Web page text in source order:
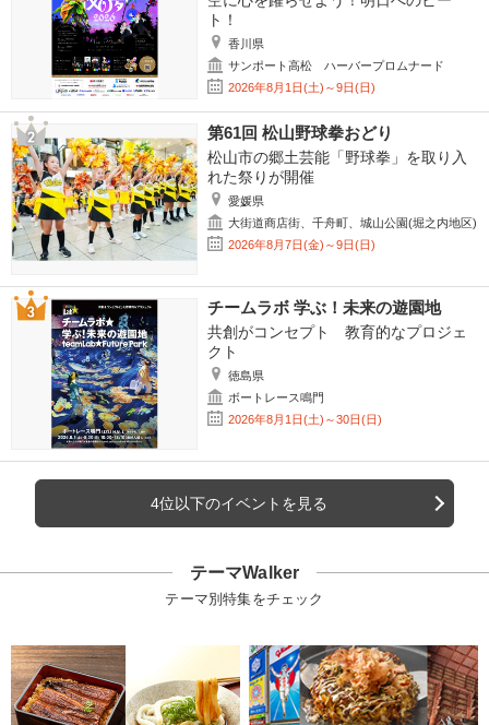
ト！
香川県
サンポート高松 ハーバープロムナード
2026年8月1日(土)～9日(日)
第61回 松山野球拳おどり
松山市の郷土芸能「野球拳」を取り入
れた祭りが開催
愛媛県
大街道商店街、千舟町、城山公園(堀之内地区)
2026年8月7日(金)～9日(日)
チームラボ 学ぶ！未来の遊園地
共創がコンセプト 教育的なプロジェ
クト
徳島県
ボートレース鳴門
2026年8月1日(土)～30日(日)
4位以下のイベントを見る
テーマWalker
テーマ別特集をチェック